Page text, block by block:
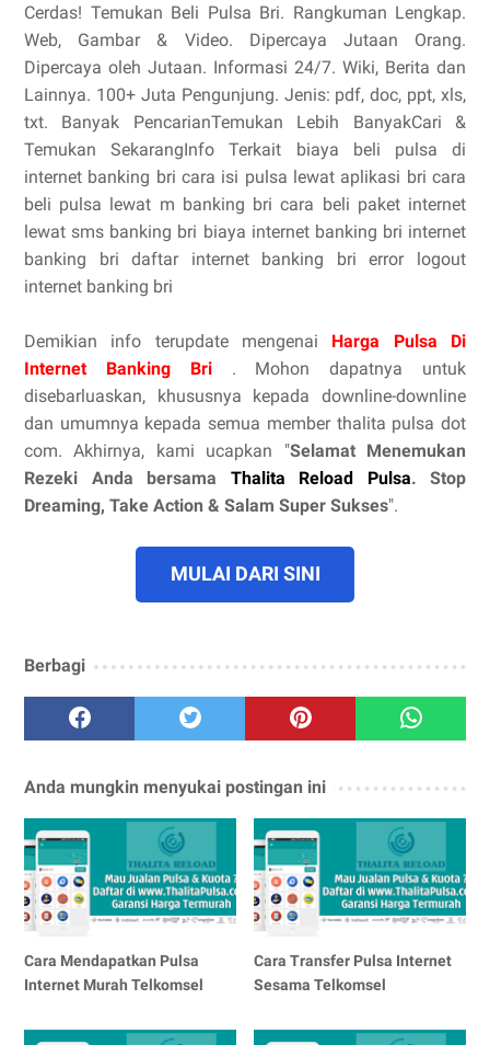
Cerdas! Temukan Beli Pulsa Bri. Rangkuman Lengkap.
Web, Gambar & Video. Dipercaya Jutaan Orang.
Dipercaya oleh Jutaan. Informasi 24/7. Wiki, Berita dan
Lainnya. 100+ Juta Pengunjung. Jenis: pdf, doc, ppt, xls,
txt. Banyak PencarianTemukan Lebih BanyakCari &
Temukan SekarangInfo Terkait biaya beli pulsa di
internet banking bri cara isi pulsa lewat aplikasi bri cara
beli pulsa lewat m banking bri cara beli paket internet
lewat sms banking bri biaya internet banking bri internet
banking bri daftar internet banking bri error logout
internet banking bri
Demikian info terupdate mengenai Harga Pulsa Di
Internet Banking Bri . Mohon dapatnya untuk
disebarluaskan, khususnya kepada downline-downline
dan umumnya kepada semua member thalita pulsa dot
com. Akhirnya, kami ucapkan "Selamat Menemukan
Rezeki Anda bersama Thalita Reload Pulsa. Stop
Dreaming, Take Action & Salam Super Sukses".
MULAI DARI SINI
Berbagi
Anda mungkin menyukai postingan ini
Cara Mendapatkan Pulsa
Internet Murah Telkomsel
Cara Transfer Pulsa Internet
Sesama Telkomsel